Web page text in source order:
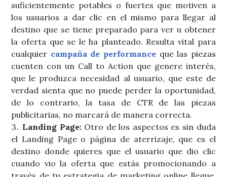
suficientemente potables o fuertes que motiven a
los usuarios a dar clic en el mismo para llegar al
destino que se tiene preparado para ver u obtener
la oferta que se le ha planteado. Resulta vital para
cualquier campaña de performance que las piezas
cuenten con un Call to Action que genere interés,
que le produzca necesidad al usuario, que este de
verdad sienta que no puede perder la oportunidad,
de lo contrario, la tasa de CTR de las piezas
publicitarias, no marcará de manera correcta.
Landing Page:Otro de los aspectos es sin duda
el Landing Page o página de aterrizaje, que es el
destino donde quieres que el usuario que dio clic
cuando vio la oferta que estás promocionando a